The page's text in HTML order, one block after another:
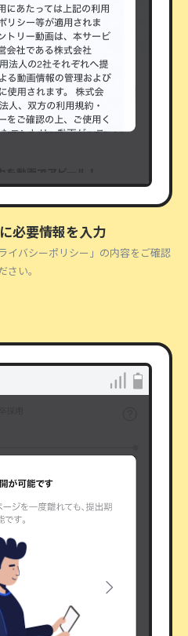
必要情報を入力
バシーポリシー」の内容をご確認
さい。